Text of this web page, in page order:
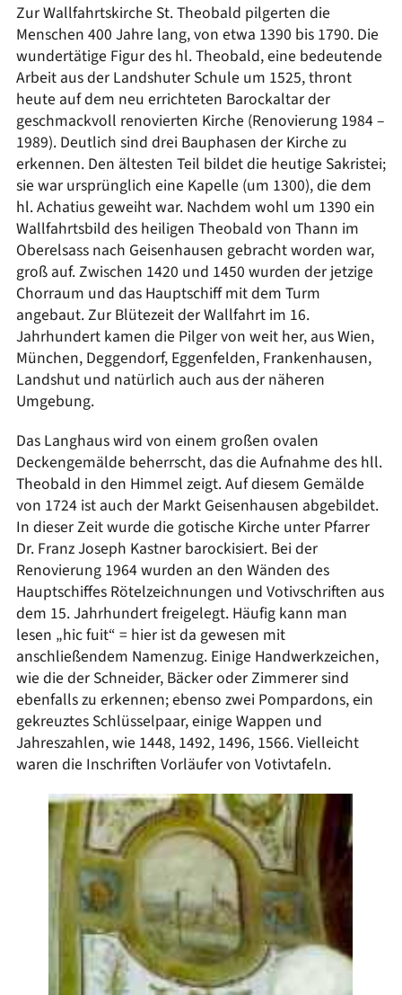
Zur Wallfahrtskirche St. Theobald pilgerten die
Menschen 400 Jahre lang, von etwa 1390 bis 1790. Die
wundertätige Figur des hl. Theobald, eine bedeutende
Arbeit aus der Landshuter Schule um 1525, thront
heute auf dem neu errichteten Barockaltar der
geschmackvoll renovierten Kirche (Renovierung 1984 –
1989). Deutlich sind drei Bauphasen der Kirche zu
erkennen. Den ältesten Teil bildet die heutige Sakristei;
sie war ursprünglich eine Kapelle (um 1300), die dem
hl. Achatius geweiht war. Nachdem wohl um 1390 ein
Wallfahrtsbild des heiligen Theobald von Thann im
Oberelsass nach Geisenhausen gebracht worden war,
groß auf. Zwischen 1420 und 1450 wurden der jetzige
Chorraum und das Hauptschiff mit dem Turm
angebaut. Zur Blütezeit der Wallfahrt im 16.
Jahrhundert kamen die Pilger von weit her, aus Wien,
München, Deggendorf, Eggenfelden, Frankenhausen,
Landshut und natürlich auch aus der näheren
Umgebung.
Das Langhaus wird von einem großen ovalen
Deckengemälde beherrscht, das die Aufnahme des hll.
Theobald in den Himmel zeigt. Auf diesem Gemälde
von 1724 ist auch der Markt Geisenhausen abgebildet.
In dieser Zeit wurde die gotische Kirche unter Pfarrer
Dr. Franz Joseph Kastner barockisiert. Bei der
Renovierung 1964 wurden an den Wänden des
Hauptschiffes Rötelzeichnungen und Votivschriften aus
dem 15. Jahrhundert freigelegt. Häufig kann man
lesen „hic fuit“ = hier ist da gewesen mit
anschließendem Namenzug. Einige Handwerkzeichen,
wie die der Schneider, Bäcker oder Zimmerer sind
ebenfalls zu erkennen; ebenso zwei Pompardons, ein
gekreuztes Schlüsselpaar, einige Wappen und
Jahreszahlen, wie 1448, 1492, 1496, 1566. Vielleicht
waren die Inschriften Vorläufer von Votivtafeln.